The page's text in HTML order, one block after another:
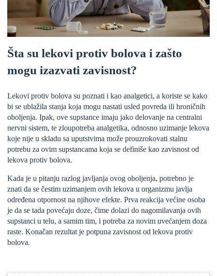
Šta su lekovi protiv bolova i zašto
mogu izazvati zavisnost?
Lekovi protiv bolova su poznati i kao analgetici, a koriste se kako
bi se ublažila stanja koja mogu nastati usled povreda ili hroničnih
oboljenja. Ipak, ove supstance imaju jako delovanje na centralni
nervni sistem, te zloupotreba analgetika, odnosno uzimanje lekova
koje nije u skladu sa uputstvima može prouzrokovati stalnu
potrebu za ovim supstancama koja se definiše kao zavisnost od
lekova protiv bolova.
Kada je u pitanju razlog javljanja ovog oboljenja, potrebno je
znati da se čestim uzimanjem ovih lekova u organizmu javlja
određena otpornost na njihove efekte. Prva reakcija većine osoba
je da se tada povećaju doze, čime dolazi do nagomilavanja ovih
supstanci u telu, a samim tim, i potreba za novim uvećanjem doza
raste. Konačan rezultat je potpuna zavisnost od lekova protiv
bolova.